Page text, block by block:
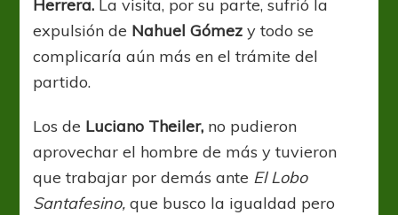
Herrera. La visita, por su parte, sufrió la
expulsión de Nahuel Gómezy todo se
complicaría aún más en el trámite del
partido.
Los de Luciano Theiler, no pudieron
aprovechar el hombre de más y tuvieron
que trabajar por demás ante El Lobo
Santafesino,que busco la igualdad pero